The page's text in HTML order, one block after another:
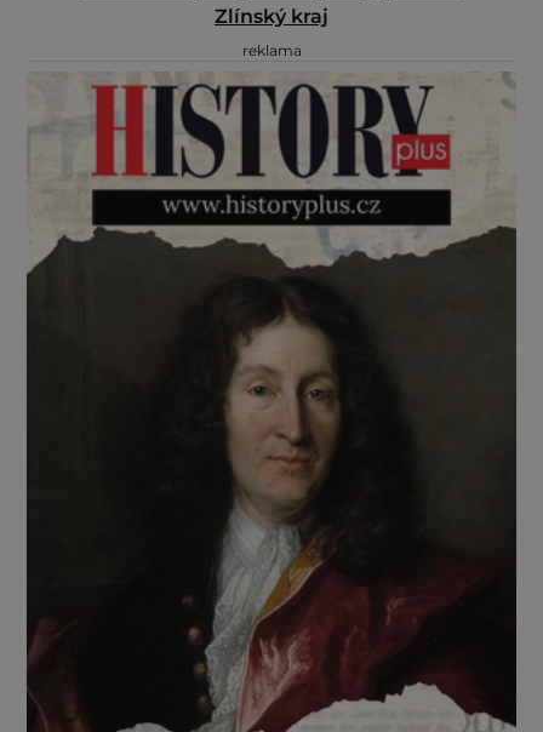
Zlínský kraj
reklama